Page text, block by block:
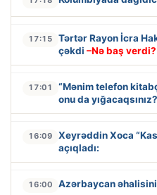
17:15
Tərtər Rayon İcra
çəkdi –Nə baş verdi?
17:01
“Mənim telefon
onu da
16:09
Xeyrəddin Xoca
açıqladı:
16:00 Azərbaycan